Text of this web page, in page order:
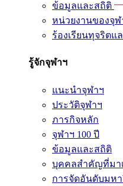
ข้อมูลและสถิติ
หน่วยงานของจุฬ
ร้องเรียนทุจริต
รู้จักจุฬาฯ
แนะนำจุฬาฯ
ประวัติจุฬาฯ
ภารกิจหลัก
จุฬาฯ 100 ปี
ข้อมูลและสถิติ
บุคคลสำคัญที่มา
การจัดอันดับมห